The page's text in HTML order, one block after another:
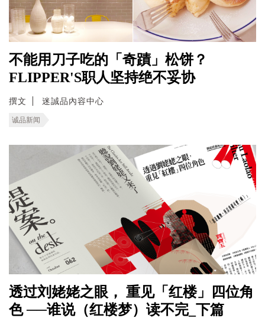
不能用刀子吃的「奇蹟」松饼？
FLIPPER'S职人坚持绝不妥协
撰文 迷誠品內容中心
诚品新闻
透过刘姥姥之眼， 重见「红楼」四位角
色 ──谁说（红楼梦）读不完_下篇